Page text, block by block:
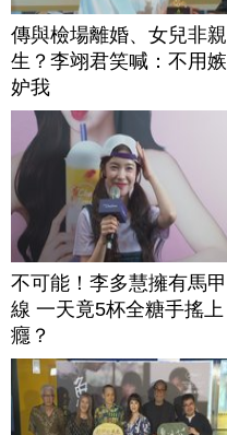
傳與檢場離婚、女兒非親
生？李翊君笑喊：不用嫉
妒我
不可能！李多慧擁有馬甲
線 一天竟5杯全糖手搖上
癮？